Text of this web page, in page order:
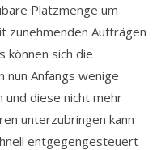
Platzmenge um
zunehmenden Aufträgen
können sich die
nun Anfangs wenige
und diese nicht mehr
unterzubringen kann
entgegengesteuert